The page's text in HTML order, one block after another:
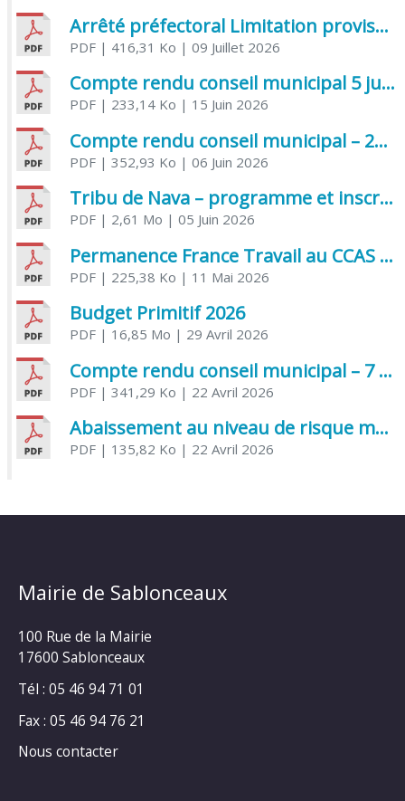
Arrêté préfectoral Limitation provisoire des usages de l’eau
PDF| 416,31 Ko | 09 Juillet 2026
Compte rendu conseil municipal 5 juin 2026 sénatoriale
PDF| 233,14 Ko | 15 Juin 2026
Compte rendu conseil municipal – 21 avril 2026
PDF| 352,93 Ko | 06 Juin 2026
Tribu de Nava – programme et inscriptions été 2026
PDF| 2,61 Mo | 05 Juin 2026
Permanence France Travail au CCAS de Saujon Juin 2026
PDF| 225,38 Ko | 11 Mai 2026
Budget Primitif 2026
PDF| 16,85 Mo | 29 Avril 2026
Compte rendu conseil municipal – 7 avril 2026
PDF| 341,29 Ko | 22 Avril 2026
Abaissement au niveau de risque modéré de l’Influenza aviaire
PDF| 135,82 Ko | 22 Avril 2026
Mairie de Sablonceaux
100 Rue de la Mairie
17600 Sablonceaux
Tél : 05 46 94 71 01
Fax : 05 46 94 76 21
Nous contacter